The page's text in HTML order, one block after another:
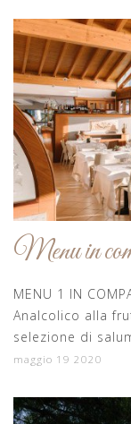
News
Menu in
MENU 1 IN
Analcolico alla
selezione di
maggio 19 2020